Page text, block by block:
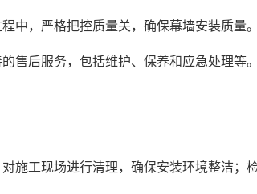
中，严格把控质量关，确保幕墙安装质量。
售后服务，包括维护、保养和应急处理等。
施工现场进行清理，确保安装环境整洁；